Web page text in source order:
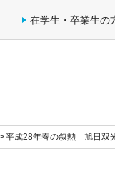
平成28年春の叙勲 旭日双
在学生・卒業生の